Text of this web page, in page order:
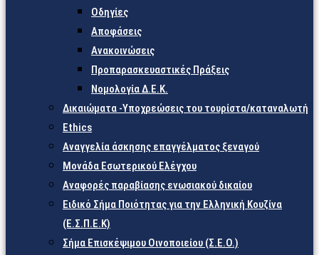
Οδηγίες
Αποφάσεις
Ανακοινώσεις
Προπαρασκευαστικές Πράξεις
Νομολογία Δ.Ε.Κ.
Δικαιώματα -Υποχρεώσεις του τουρίστα/καταναλωτή
Ethics
Αναγγελία άσκησης επαγγέλματος ξεναγού
Μονάδα Εσωτερικού Ελέγχου
Αναφορές παραβίασης ενωσιακού δικαίου
Ειδικό Σήμα Ποιότητας για την Ελληνική Κουζίνα
(Ε.Σ.Π.Ε.Κ)
Σήμα Επισκέψιμου Οινοποιείου (Σ.Ε.Ο.)